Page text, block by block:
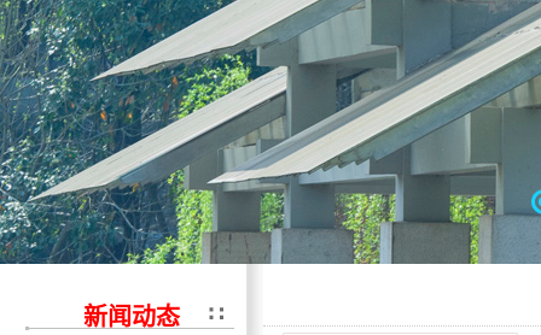
新闻动态